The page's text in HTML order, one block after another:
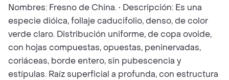
Nombres: Fresno de China. • Descripción: Es una
especie dióica, follaje caducifolio, denso, de color
verde claro. Distribución uniforme, de copa ovoide,
con hojas compuestas, opuestas, peninervadas,
coriáceas, borde entero, sin pubescencia y
estípulas. Raíz superficial a profunda, con estructura